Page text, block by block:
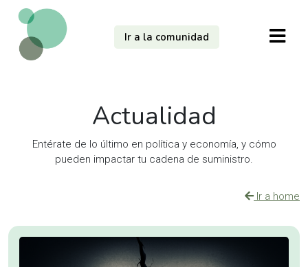
Ir a la comunidad
Actualidad
Entérate de lo último en política y economía, y cómo
pueden impactar tu cadena de suministro.
Ir a home